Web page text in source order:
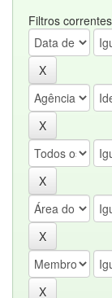
Filtros